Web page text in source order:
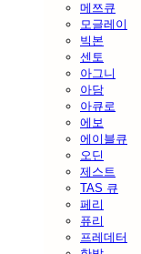
메쯔큐
모글레이
빅본
센토
아그니
아담
아큐로
에보
에이블큐
오딘
제스트
TAS 큐
페리
퓨리
프레데터